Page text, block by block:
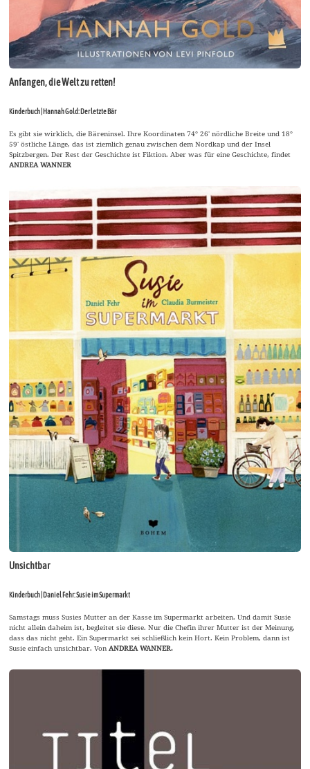
Anfangen, die Welt zu retten!
Kinderbuch | Hannah Gold: Der letzte Bär
Es gibt sie wirklich, die Bäreninsel. Ihre Koordinaten 74° 26′ nördliche Breite und 18°
59′ östliche Länge, das ist ziemlich genau zwischen dem Nordkap und der Insel
Spitzbergen. Der Rest der Geschichte ist Fiktion. Aber was für eine Geschichte, findet
ANDREA WANNER
Unsichtbar
Kinderbuch | Daniel Fehr: Susie im Supermarkt
Samstags muss Susies Mutter an der Kasse im Supermarkt arbeiten. Und damit Susie
nicht allein daheim ist, begleitet sie diese. Nur die Chefin ihrer Mutter ist der Meinung,
dass das nicht geht. Ein Supermarkt sei schließlich kein Hort. Kein Problem, dann ist
Susie einfach unsichtbar. VonANDREA WANNER.